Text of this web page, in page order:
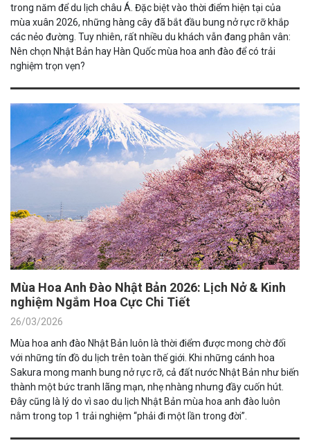
trong năm để du lịch châu Á. Đặc biệt vào thời điểm hiện tại của
mùa xuân 2026, những hàng cây đã bắt đầu bung nở rực rỡ khắp
các nẻo đường. Tuy nhiên, rất nhiều du khách vẫn đang phân vân:
Nên chọn Nhật Bản hay Hàn Quốc mùa hoa anh đào để có trải
nghiệm trọn vẹn?
Mùa Hoa Anh Đào Nhật Bản 2026: Lịch Nở & Kinh
nghiệm Ngắm Hoa Cực Chi Tiết
26/03/2026
Mùa hoa anh đào Nhật Bản luôn là thời điểm được mong chờ đối
với những tín đồ du lịch trên toàn thế giới. Khi những cánh hoa
Sakura mong manh bung nở rực rỡ, cả đất nước Nhật Bản như biến
thành một bức tranh lãng mạn, nhẹ nhàng nhưng đầy cuốn hút.
Đây cũng là lý do vì sao du lịch Nhật Bản mùa hoa anh đào luôn
nằm trong top 1 trải nghiệm “phải đi một lần trong đời”.